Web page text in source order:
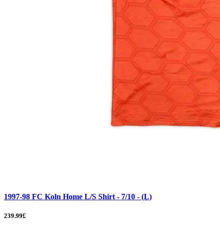
1997-98 FC Koln Home L/S Shirt - 7/10 - (L)
239.99£